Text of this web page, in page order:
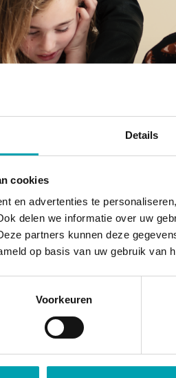
Details
cookies
en advertenties te
delen we informatie over uw
partners kunnen deze
op basis van uw gebruik van
Voorkeuren
Wij werken samen met een
van de volgende scholen:
De Poseidon